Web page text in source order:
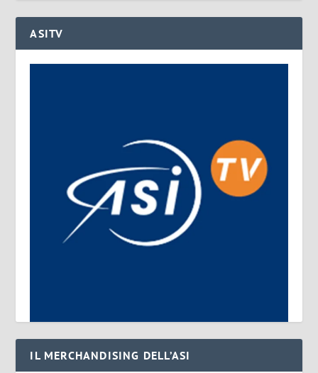
ASITV
IL MERCHANDISING DELL’ASI